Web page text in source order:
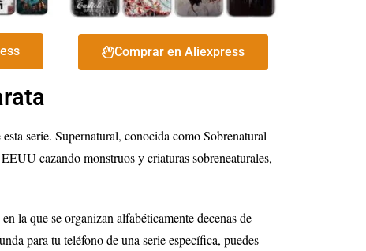
Comprar en Aliexpress
serie. Supernatural, conocida como Sobrenatural
cazando monstruos y criaturas sobreneaturales,
la que se organizan alfabéticamente decenas de
para tu teléfono de una serie específica, puedes